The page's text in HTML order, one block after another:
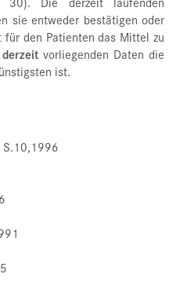
sie entweder bestätigen oder
den Patienten das Mittel zu
derzeit vorliegenden Daten die
ist.
S.10,1996